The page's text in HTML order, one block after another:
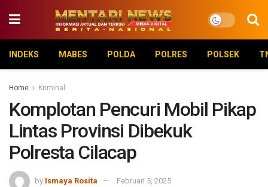
INDEKS MABES POLDA POLRES POLSEK
Home Kriminal
Komplotan Pencuri Mobil Pikap
Lintas Provinsi Dibekuk
Polresta Cilacap
by Ismaya Rosita Februari 5, 2025